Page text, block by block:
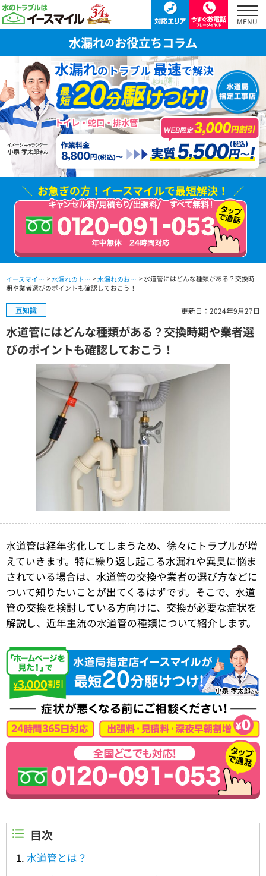
水漏れのお役立ちコラム
水漏れのトラブル最速で解決
トイレ・蛇口・排水管
お急ぎの方！ イースマイルで最短解決！
イースマイル公式サイト TOP > 水漏れのトラブル TOP > 水漏れのお役立ちコラム > 水道管にはどんな種類がある？交換時
期や業者選びのポイントも確認しておこう！
豆知識 更新日：2024年9月27日
水道管にはどんな種類がある？交換時期や業者選
びのポイントも確認しておこう！
水道管は経年劣化してしまうため、徐々にトラブルが増
えていきます。特に繰り返し起こる水漏れや異臭に悩ま
されている場合は、水道管の交換や業者の選び方などに
ついて知りたいことが出てくるはずです。そこで、水道
管の交換を検討している方向けに、交換が必要な症状を
解説し、近年主流の水道管の種類について紹介します。
目次
水道管とは？